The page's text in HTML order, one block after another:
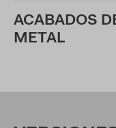
ACABADOS
METAL